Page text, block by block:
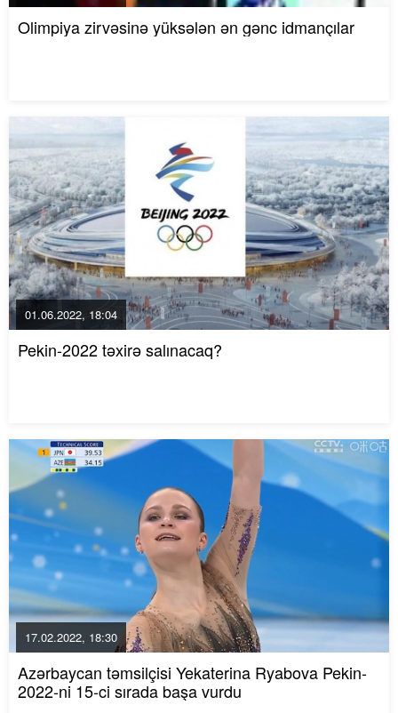
Olimpiya zirvəsinə yüksələn ən gənc idmançılar
01.06.2022, 18:04
Pekin-2022 təxirə salınacaq?
17.02.2022, 18:30
Azərbaycan təmsilçisi Yekaterina Ryabova Pekin-
2022-ni 15-ci sırada başa vurdu